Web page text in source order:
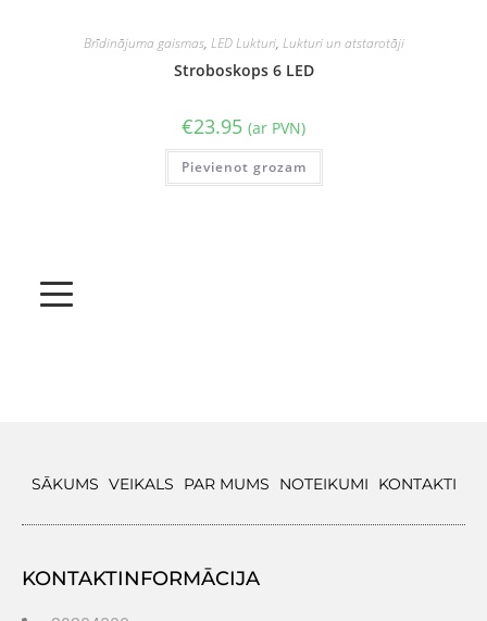
Brīdinājuma gaismas, LED Lukturi, Lukturi un atstarotāji
Stroboskops 6 LED
€23.95 (ar PVN)
Pievienot grozam
SĀKUMS VEIKALS PAR MUMS NOTEIKUMI KONTAKTI
KONTAKTINFORMĀCIJA